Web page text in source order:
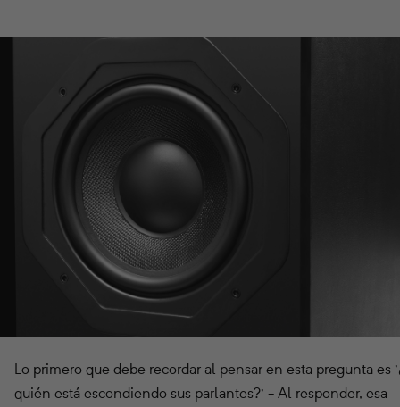
Lo primero que debe recordar al pensar en esta pregunta es
quién está escondiendo sus parlantes?' - Al responder, esa